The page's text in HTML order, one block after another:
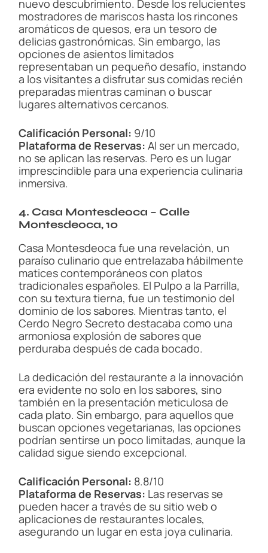
nuevo descubrimiento. Desde los relucientes
mostradores de mariscos hasta los rincones
aromáticos de quesos, era un tesoro de
delicias gastronómicas. Sin embargo, las
opciones de asientos limitados
representaban un pequeño desafío, instando
a los visitantes a disfrutar sus comidas recién
preparadas mientras caminan o buscar
lugares alternativos cercanos.
Calificación Personal: 9/10
Plataforma de Reservas: Al ser un mercado,
no se aplican las reservas. Pero es un lugar
imprescindible para una experiencia culinaria
inmersiva.
4. Casa Montesdeoca – Calle
Montesdeoca, 10
Casa Montesdeoca fue una revelación, un
paraíso culinario que entrelazaba hábilmente
matices contemporáneos con platos
tradicionales españoles. El Pulpo a la Parrilla,
con su textura tierna, fue un testimonio del
dominio de los sabores. Mientras tanto, el
Cerdo Negro Secreto destacaba como una
armoniosa explosión de sabores que
perduraba después de cada bocado.
La dedicación del restaurante a la innovación
era evidente no solo en los sabores, sino
también en la presentación meticulosa de
cada plato. Sin embargo, para aquellos que
buscan opciones vegetarianas, las opciones
podrían sentirse un poco limitadas, aunque la
calidad sigue siendo excepcional.
Calificación Personal: 8.8/10
Plataforma de Reservas: Las reservas se
pueden hacer a través de su sitio web o
aplicaciones de restaurantes locales,
asegurando un lugar en esta joya culinaria.